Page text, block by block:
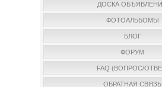
ДОСКА
ФОТОАЛЬБОМЫ
БЛОГ
ФОРУМ
FAQ (ВОПРОС/
ОБРАТНАЯ СВЯЗЬ